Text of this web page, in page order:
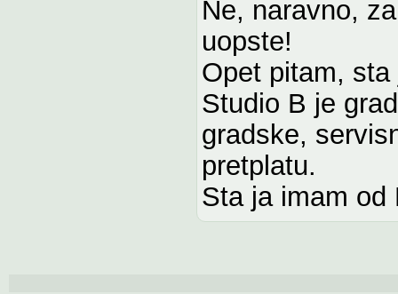
Ne, naravno,
uopste!
Opet pitam,
Studio B je
gradske,
pretplatu.
Sta ja imam od